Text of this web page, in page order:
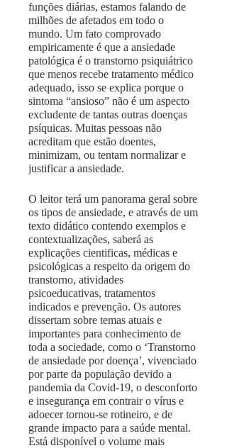
funções diárias, estamos falando de
milhões de afetados em todo o
mundo. Um fato comprovado
empiricamente é que a ansiedade
patológica é o transtorno psiquiátrico
que menos recebe tratamento médico
adequado, isso se explica porque o
sintoma “ansioso” não é um aspecto
excludente de tantas outras doenças
psíquicas. Muitas pessoas não
acreditam que estão doentes,
minimizam, ou tentam normalizar e
justificar a ansiedade.
O leitor terá um panorama geral sobre
os tipos de ansiedade, e através de um
texto didático contendo exemplos e
contextualizações, saberá as
explicações cientificas, médicas e
psicológicas a respeito da origem do
transtorno, atividades
psicoeducativas, tratamentos
indicados e prevenção. Os autores
dissertam sobre temas atuais e
importantes para conhecimento de
toda a sociedade, como o ‘Transtorno
de ansiedade por doença’, vivenciado
por parte da população devido a
pandemia da Covid-19, o desconforto
e insegurança em contrair o vírus e
adoecer tornou-se rotineiro, e de
grande impacto para a saúde mental.
Está disponível o volume mais